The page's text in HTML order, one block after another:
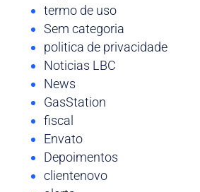
termo de uso
Sem categoria
politica de privacidade
Noticias LBC
News
GasStation
fiscal
Envato
Depoimentos
clientenovo